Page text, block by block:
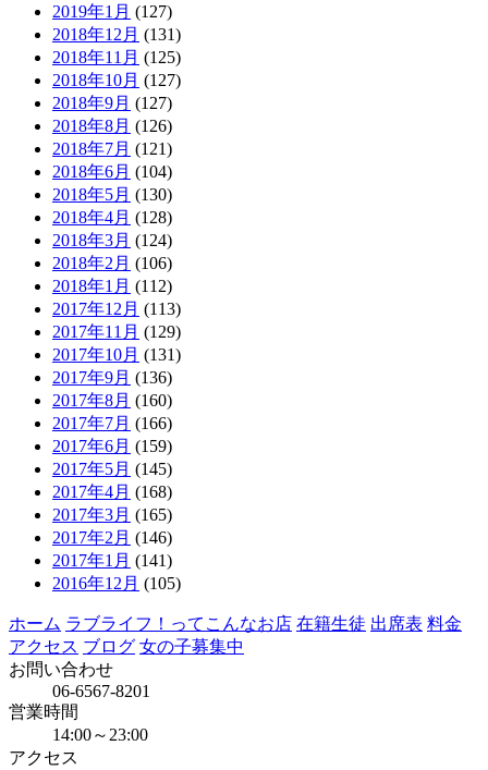
2019年1月 (127)
2018年12月 (131)
2018年11月 (125)
2018年10月 (127)
2018年9月 (127)
2018年8月 (126)
2018年7月 (121)
2018年6月 (104)
2018年5月 (130)
2018年4月 (128)
2018年3月 (124)
2018年2月 (106)
2018年1月 (112)
2017年12月 (113)
2017年11月 (129)
2017年10月 (131)
2017年9月 (136)
2017年8月 (160)
2017年7月 (166)
2017年6月 (159)
2017年5月 (145)
2017年4月 (168)
2017年3月 (165)
2017年2月 (146)
2017年1月 (141)
2016年12月 (105)
ホーム ラブライフ！ってこんなお店 在籍生徒 出席表 料金
アクセス ブログ 女の子募集中
お問い合わせ
06-6567-8201
営業時間
14:00～23:00
アクセス